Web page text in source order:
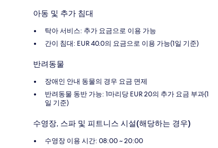
아동 및 추가 침대
탁아 서비스: 추가 요금으로 이용 가능
간이 침대: EUR 40.0의 요금으로 이용 가능(1일 기준)
반려동물
장애인 안내 동물의 경우 요금 면제
반려동물 동반 가능: 1마리당 EUR 20의 추가 요금 부과(1
일 기준)
수영장, 스파 및 피트니스 시설(해당하는 경우)
수영장 이용 시간: 08:00 ~ 20:00